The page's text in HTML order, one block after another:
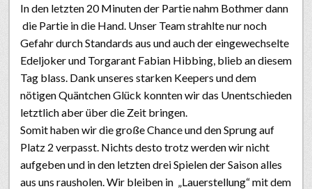
In den letzten 20 Minuten der Partie nahm Bothmer dann
die Partie in die Hand. Unser Team strahlte nur noch
Gefahr durch Standards aus und auch der eingewechselte
Edeljoker und Torgarant Fabian Hibbing, blieb an diesem
Tag blass. Dank unseres starken Keepers und dem
nötigen Quäntchen Glück konnten wir das Unentschieden
letztlich aber über die Zeit bringen.
Somit haben wir die große Chance und den Sprung auf
Platz 2 verpasst. Nichts desto trotz werden wir nicht
aufgeben und in den letzten drei Spielen der Saison alles
aus uns rausholen. Wir bleiben in „Lauerstellung“ mit dem